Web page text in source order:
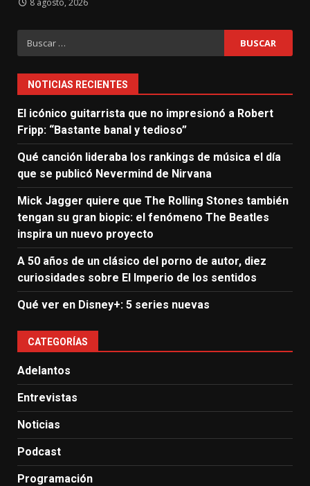
Buscar:
NOTICIAS RECIENTES
El icónico guitarrista que no impresionó a Robert
Fripp: “Bastante banal y tedioso”
Qué canción lideraba los rankings de música el día
que se publicó Nevermind de Nirvana
Mick Jagger quiere que The Rolling Stones también
tengan su gran biopic: el fenómeno The Beatles
inspira un nuevo proyecto
A 50 años de un clásico del porno de autor, diez
curiosidades sobre El Imperio de los sentidos
Qué ver en Disney+: 5 series nuevas
CATEGORÍAS
Adelantos
Entrevistas
Noticias
Podcast
Programación